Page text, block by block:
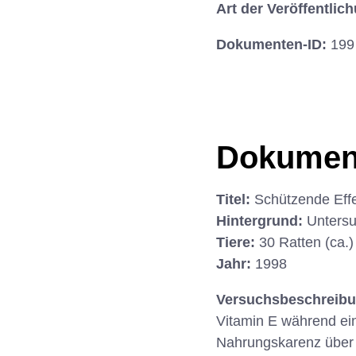
Art der
Dokumenten-ID: 199
Titel: Schützende
Hintergrund:
Tiere: 30 Ratten (ca.)
Jahr: 1998
Vitamin E während
Nahrungskarenz